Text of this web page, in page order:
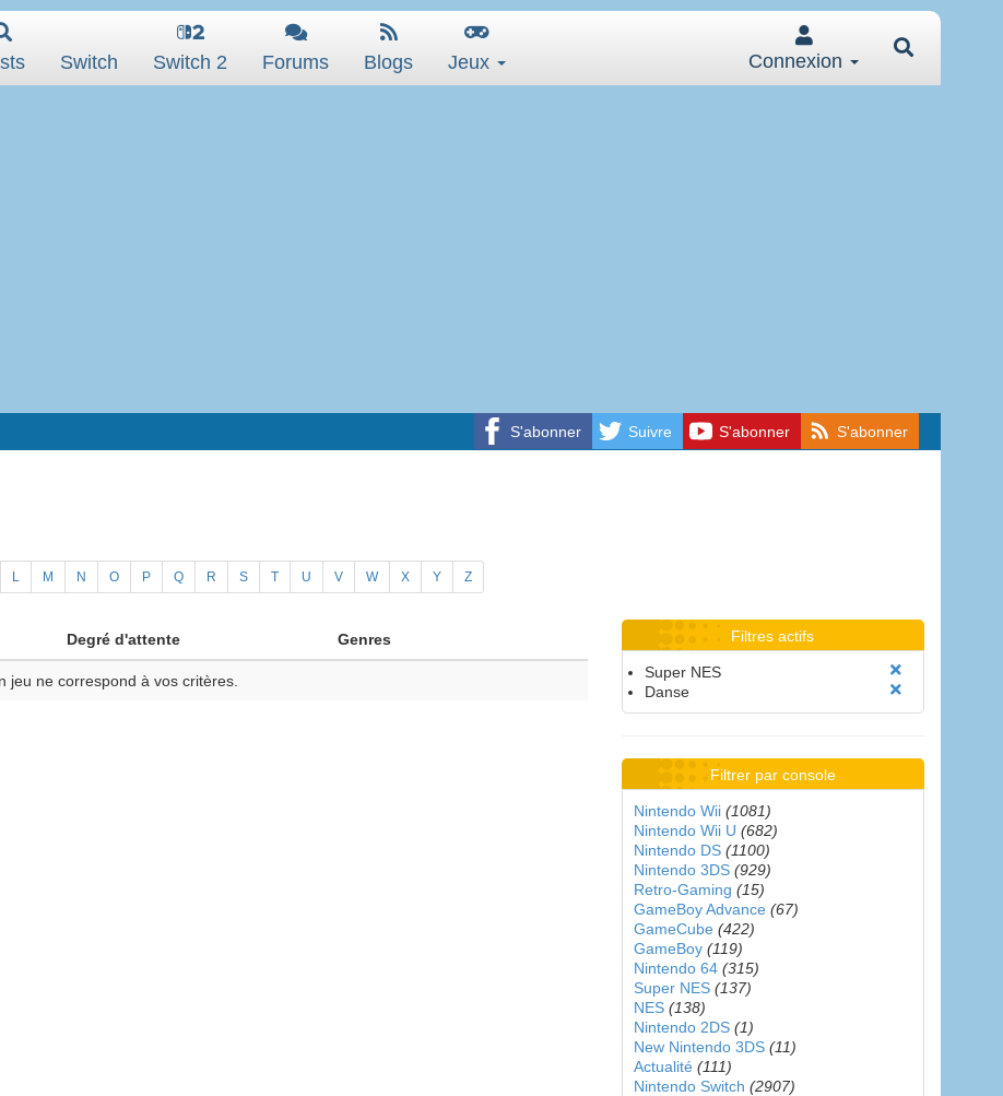
Switch Switch 2 Forums Blogs Jeux Connexion
S'abonner Suivre S'abonner S'abonner
L M N O P Q R S T U V W X Y Z
Degré d'attente Genres
jeu ne correspond à vos critères.
Filtres actifs
Super NES
Danse
Filtrer par console
Nintendo Wii (1081)
Nintendo Wii U (682)
Nintendo DS (1100)
Nintendo 3DS (929)
Retro-Gaming (15)
GameBoy Advance (67)
GameCube (422)
GameBoy (119)
Nintendo 64 (315)
Super NES (137)
NES (138)
Nintendo 2DS (1)
New Nintendo 3DS (11)
Actualité (111)
Nintendo Switch (2907)